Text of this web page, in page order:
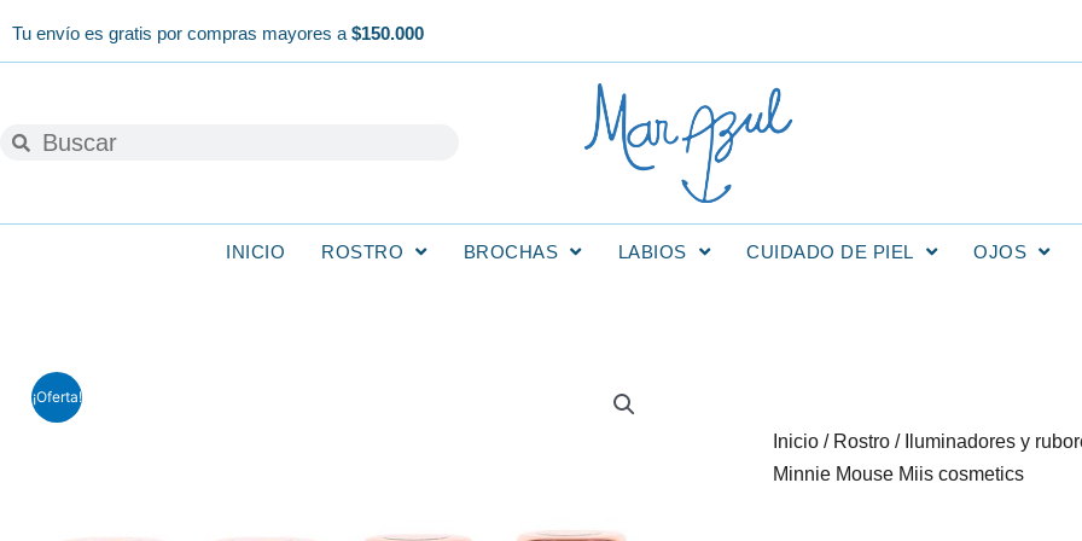
Tu envío es gratis por compras mayores a $150.000
BuscarBuscar
INICIO ROSTRO BROCHAS LABIOS CUIDADO DE PIEL OJOS
¡Oferta!
Inicio / Rostro / Iluminadores y
Minnie Mouse Miis cosmetics